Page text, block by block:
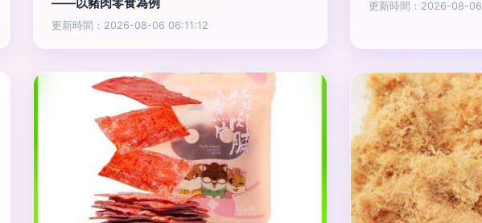
更新時間：2026-08-06 06:11:12
更新時間：2026-08-